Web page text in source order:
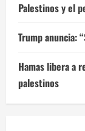
Palestinos y el
Trump anuncia:
Hamas libera a
palestinos